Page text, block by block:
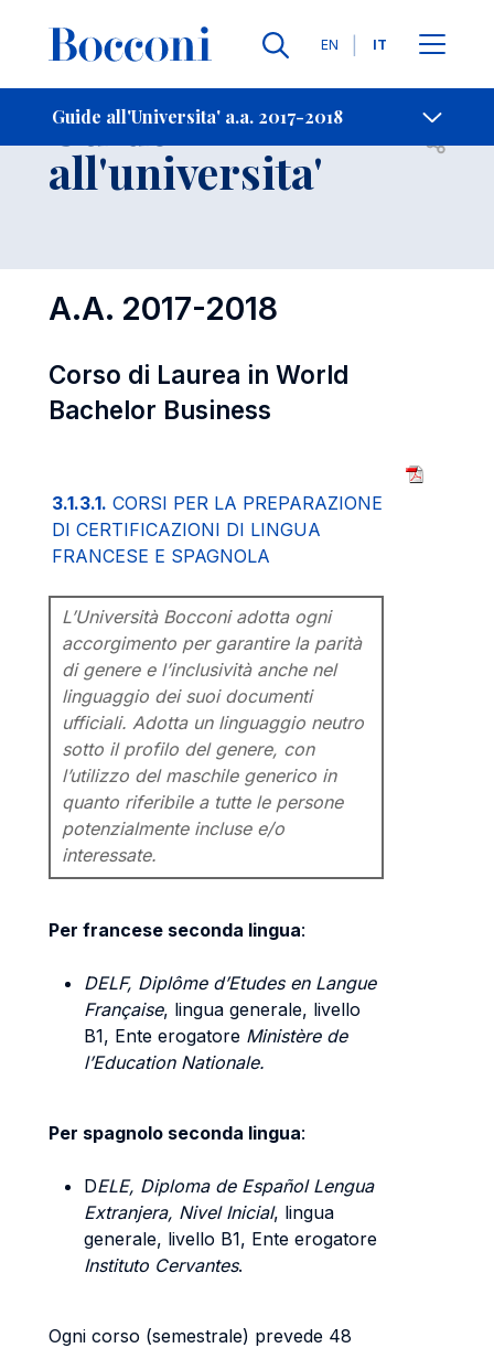
Lingue
EN IT
Guide all'Universita' a.a. 2017-2018
-
Guide
all'universita' Open
A.A. 2017-2018
Corso di Laurea in World
Bachelor Business
3.1.3.1. CORSI PER LA PREPARAZIONE
DI CERTIFICAZIONI DI LINGUA
FRANCESE E SPAGNOLA
L’Università Bocconi adotta ogni
accorgimento per garantire la parità
di genere e l’inclusività anche nel
linguaggio dei suoi documenti
ufficiali. Adotta un linguaggio neutro
sotto il profilo del genere, con
l’utilizzo del maschile generico in
quanto riferibile a tutte le persone
potenzialmente incluse e/o
interessate.
Per francese seconda lingua:
DELF, Diplôme d’Etudes en Langue
Française, lingua generale, livello
B1, Ente erogatore Ministère de
l’Education Nationale.
Per spagnolo seconda lingua:
DELE, Diploma de Español Lengua
Extranjera, Nivel Inicial, lingua
generale, livello B1, Ente erogatore
Instituto Cervantes.
Ogni corso (semestrale) prevede 48